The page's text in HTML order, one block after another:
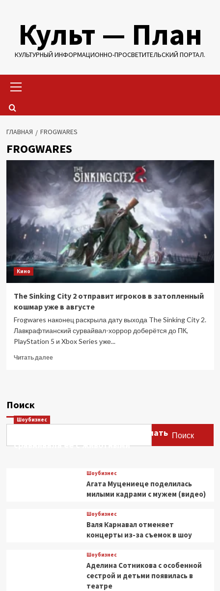
содержимому
Культ — План
КУЛЬТУРНЫЙ ИНФОРМАЦИОННО-ПРОСВЕТИТЕЛЬСКИЙ ПОРТАЛ.
меню
ГЛАВНАЯ FROGWARES
FROGWARES
Кино
The Sinking City 2 отправит игроков в затопленный
кошмар уже в августе
Frogwares наконец раскрыла дату выхода The Sinking City 2.
Лавкрафтианский сурвайвал-хоррор доберётся до ПК,
PlayStation 5 и Xbox Series уже...
Читать далееПрочитать
Поиск
Поиск
Шоубизнес
Этери Тутберидзе заявила, что мать
сравнивала ее с животными
Шоубизнес
Агата Муцениеце поделилась
милыми кадрами с мужем (видео)
Шоубизнес
Валя Карнавал отменяет
концерты из-за съемок в шоу
Шоубизнес
Аделина Сотникова с особенной
сестрой и детьми появилась в
театре